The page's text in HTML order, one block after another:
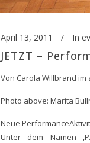
April 13, 2011 In
JETZT –
Von Carola Willbrand im
Photo above: Marita
Neue
Unter dem Namen